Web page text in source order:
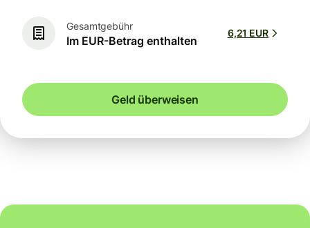
Gesamtgebühr
Im EUR-Betrag enthalten
6,21 EUR
Geld überweisen